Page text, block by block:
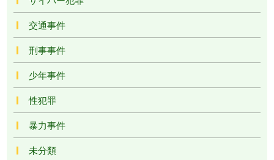
交通事件
刑事事件
少年事件
性犯罪
暴力事件
未分類